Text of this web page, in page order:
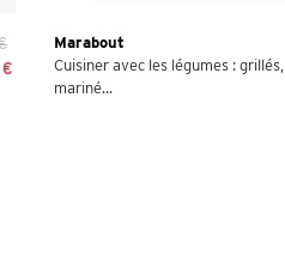
€
Marabout
Cuisiner avec les légumes : grillés,
mariné...